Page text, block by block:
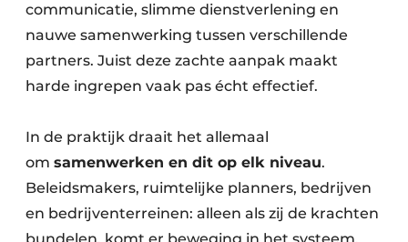
communicatie, slimme dienstverlening en
nauwe samenwerking tussen verschillende
partners. Juist deze zachte aanpak maakt
harde ingrepen vaak pas écht effectief.
In de praktijk draait het allemaal
om samenwerken en dit op elk niveau.
Beleidsmakers, ruimtelijke planners, bedrijven
en bedrijventerreinen: alleen als zij de krachten